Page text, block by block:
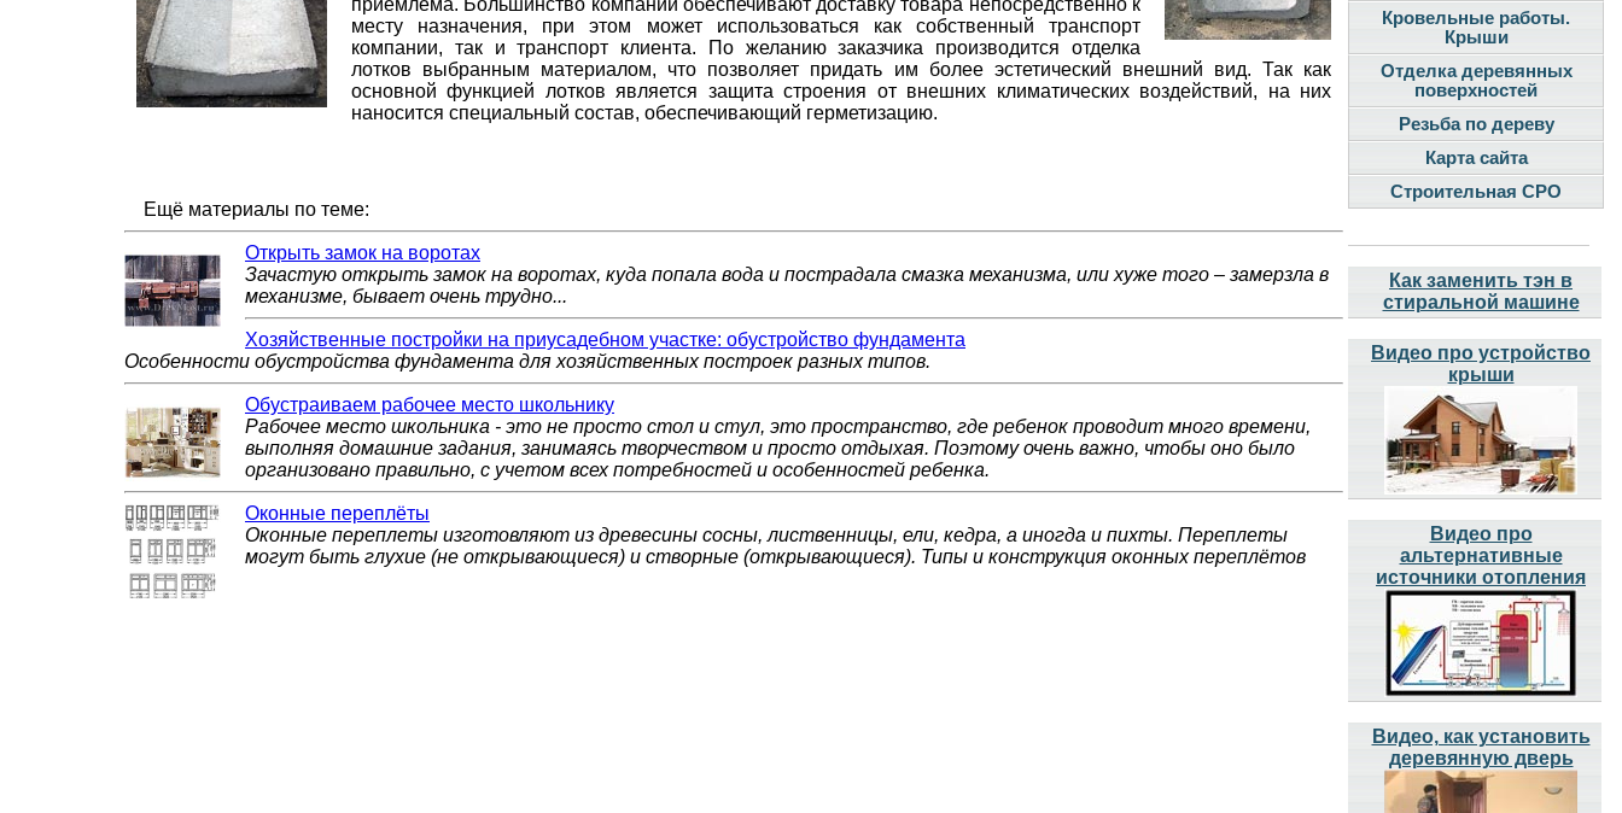
месту назначения, при этом может использоваться как собственный транспорт
компании, так и транспорт клиента. По желанию заказчика производится отделка
лотков выбранным материалом, что позволяет придать им более эстетический внешний вид. Так как
основной функцией лотков является защита строения от внешних климатических воздействий, на них
наносится специальный состав, обеспечивающий герметизацию.
Ещё материалы по теме:
Открыть замок на воротах
Зачастую открыть замок на воротах, куда попала вода и пострадала смазка механизма, или хуже того – замерзла в
механизме, бывает очень трудно...
Хозяйственные постройки на приусадебном участке: обустройство фундамента
Особенности обустройства фундамента для хозяйственных построек разных типов.
Обустраиваем рабочее место школьнику
Рабочее место школьника - это не просто стол и стул, это пространство, где ребенок проводит много времени,
выполняя домашние задания, занимаясь творчеством и просто отдыхая. Поэтому очень важно, чтобы оно было
организовано правильно, с учетом всех потребностей и особенностей ребенка.
Оконные переплёты
Оконные переплеты изготовляют из древесины сосны, лиственницы, ели, кедра, а иногда и пихты. Переплеты
могут быть глухие (не открывающиеся) и створные (открывающиеся). Типы и конструкция оконных переплётов
Кровельные работы.
Крыши
Отделка деревянных
поверхностей
Резьба по дереву
Карта сайта
Строительная СРО
Как заменить тэн в
стиральной машине
Видео про устройство
крыши
Видео про
альтернативные
источники отопления
Видео, как установить
деревянную дверь